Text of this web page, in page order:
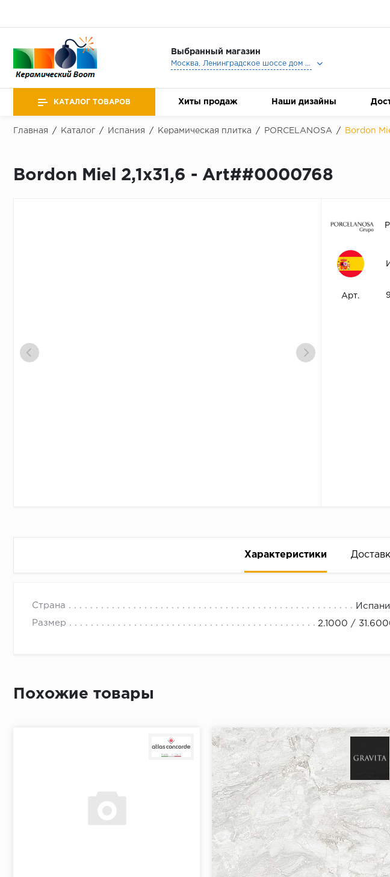
Выбранный магазин
Москва, Ленинградское шоссе дом 25, Торговый Центр Family Room, 2-ой этаж, Магазин Керамический Бум.
КАТАЛОГ ТОВАРОВ Хиты продаж Наши дизайны
Главная / Каталог / Испания / Керамическая плитка / PORCELANOSA / Bordon
Bordon Miel 2,1x31,6 - Art##0000768
Арт.
Характеристики
Страна
Размер 2.1000 /
Высокая вероятность одобрения: до 95%
Срок предоставления кредита от 3 до 36 месяцев Срок предоставления
Похожие товары